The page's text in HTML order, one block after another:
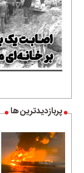
پربازدیدترین ها